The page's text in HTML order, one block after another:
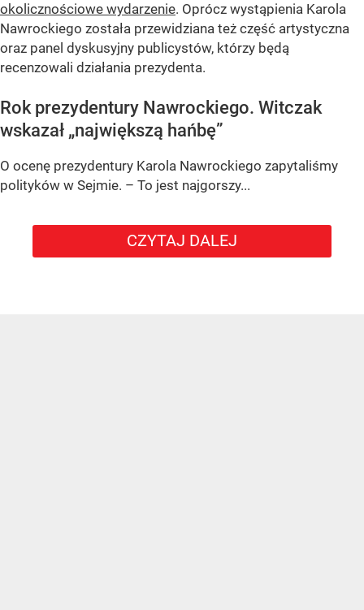
okolicznościowe wydarzenie. Oprócz wystąpienia Karola
Nawrockiego została przewidziana też część artystyczna
oraz panel dyskusyjny publicystów, którzy będą
recenzowali działania prezydenta.
Rok prezydentury Nawrockiego. Witczak
wskazał „największą hańbę”
O ocenę prezydentury Karola Nawrockiego zapytaliśmy
polityków w Sejmie. – To jest najgorszy...
CZYTAJ DALEJ